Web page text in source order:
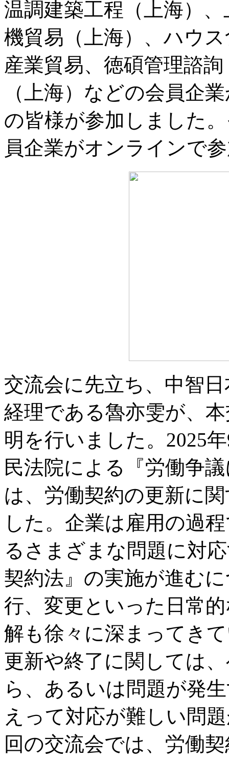
温調建築工程（上海）
機貿易（上海）、ハウ
産業貿易、徳碩管理諮
（上海）などの会員企
の皆様が参加しました
員企業がオンラインで
交流会に先立ち、中智
経理である魯亦雯が、
明を行いました。2025
民法院による『労働争
は、労働契約の更新に
した。企業は雇用の過
るさまざまな問題に対
契約法』の実施が進む
行、変更といった日常
解も徐々に深まってき
更新や終了に関しては
ら、あるいは問題が発
えって対応が難しい問
回の交流会では、労働